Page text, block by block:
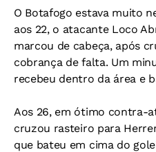
O Botafogo estava muito
aos 22, o atacante Loco
marcou de cabeça, após
cobrança de falta. Um
recebeu dentro da área e
Aos 26, em ótimo contra-
cruzou rasteiro para
que bateu em cima do